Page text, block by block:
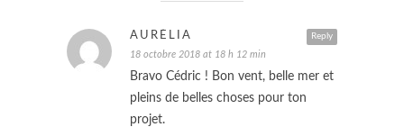
Reply
AURÉLIA
18 octobre 2018 at 18 h 12 min
Bravo Cédric ! Bon vent, belle mer et
pleins de belles choses pour ton
projet.